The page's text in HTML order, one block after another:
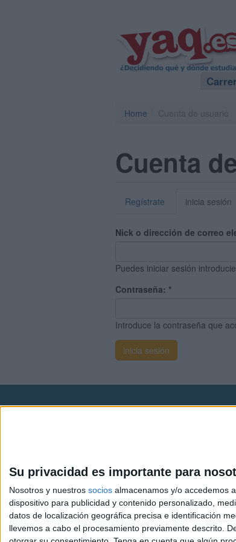
Su privacidad es importante para
Nosotros y nuestros socios almacenamos y/o accedemos
dispositivo para publicidad y contenido personalizado,
datos de localización geográfica precisa e identificación
llevemos a cabo el procesamiento previamente descrito.
Home
Cuenta
Regístrate inicia sesión
Nick o dirección de correo
Puedes iniciar sesión
Contraseña: *
Introduce la contraseña que